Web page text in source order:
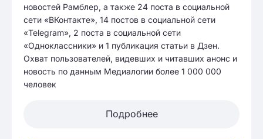
новостей Рамблер, а также 24 поста в социальной
сети «ВКонтакте», 14 постов в социальной сети
«Telegram», 2 поста в социальной сети
«Одноклассники» и 1 публикация статьи в Дзен.
Охват пользователей, видевших и читавших анонс и
новость по данным Медиалогии более 1 000 000
человек
Подробнее